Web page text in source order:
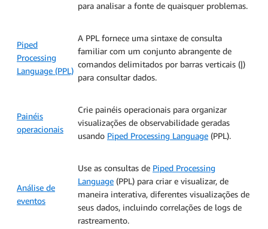
para analisar a fonte de quaisquer problemas.
Piped
Processing
Language (PPL)
A PPL fornece uma sintaxe de consulta
familiar com um conjunto abrangente de
comandos delimitados por barras verticais (|)
para consultar dados.
Painéis
operacionais
Crie painéis operacionais para organizar
visualizações de observabilidade geradas
usando Piped Processing Language (PPL).
Análise de
eventos
Use as consultas de Piped Processing
Language (PPL) para criar e visualizar, de
maneira interativa, diferentes visualizações de
seus dados, incluindo correlações de logs de
rastreamento.